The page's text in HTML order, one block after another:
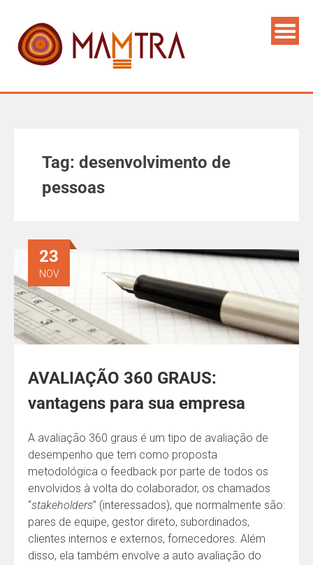
Tag: desenvolvimento de
pessoas
AVALIAÇÃO 360 GRAUS:
vantagens para sua empresa
23
NOV
A avaliação 360 graus é um tipo de avaliação de
desempenho que tem como proposta
metodológica o feedback por parte de todos os
envolvidos à volta do colaborador, os chamados
“stakeholders” (interessados), que normalmente são:
pares de equipe, gestor direto, subordinados,
clientes internos e externos, fornecedores. Além
disso, ela também envolve a auto avaliação do